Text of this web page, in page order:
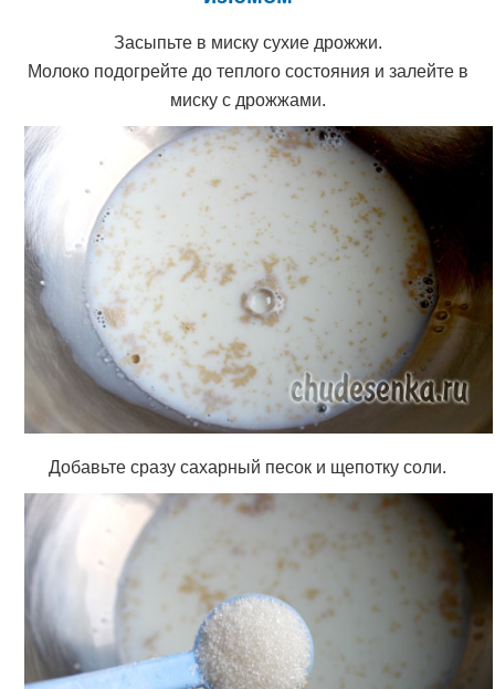
Засыпьте в миску сухие дрожжи.
Молоко подогрейте до теплого состояния и залейте в
миску с дрожжами.
Добавьте сразу сахарный песок и щепотку соли.